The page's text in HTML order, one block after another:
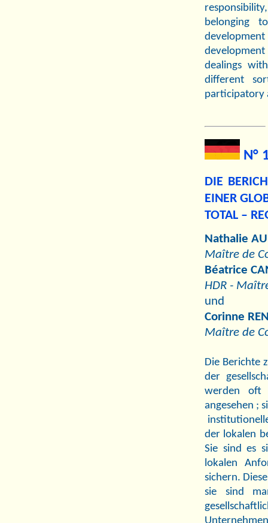
belonging
dealings
different
participatory
N°
DIE
EINER
TOTAL –
Nathalie
Maître de
Béatrice
HDR -
und
Corinne
Maître de
Die Berichte
der
werden oft
angesehen ;
der lokalen
Sie sind es
lokalen
sichern.
sie sind